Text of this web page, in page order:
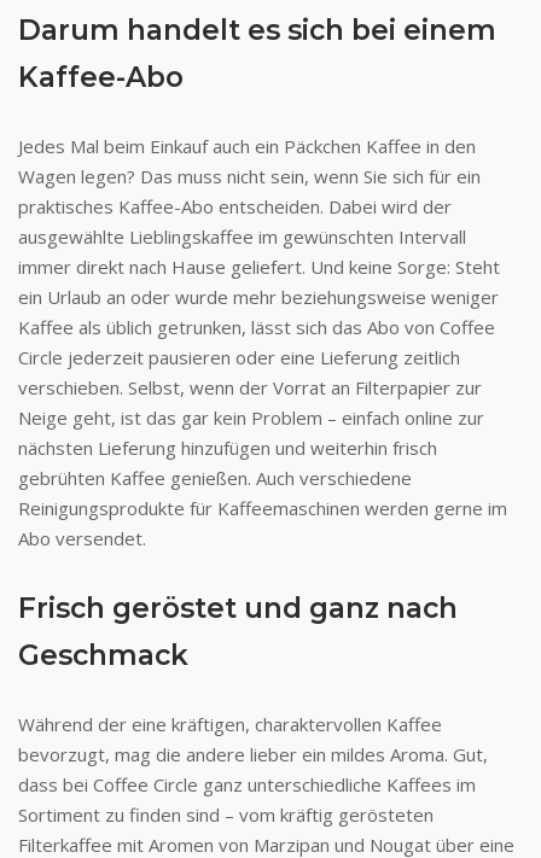
Darum handelt es sich bei einem
Kaffee-Abo
Jedes Mal beim Einkauf auch ein Päckchen Kaffee in den
Wagen legen? Das muss nicht sein, wenn Sie sich für ein
praktisches Kaffee-Abo entscheiden. Dabei wird der
ausgewählte Lieblingskaffee im gewünschten Intervall
immer direkt nach Hause geliefert. Und keine Sorge: Steht
ein Urlaub an oder wurde mehr beziehungsweise weniger
Kaffee als üblich getrunken, lässt sich das Abo von Coffee
Circle jederzeit pausieren oder eine Lieferung zeitlich
verschieben. Selbst, wenn der Vorrat an Filterpapier zur
Neige geht, ist das gar kein Problem – einfach online zur
nächsten Lieferung hinzufügen und weiterhin frisch
gebrühten Kaffee genießen. Auch verschiedene
Reinigungsprodukte für Kaffeemaschinen werden gerne im
Abo versendet.
Frisch geröstet und ganz nach
Geschmack
Während der eine kräftigen, charaktervollen Kaffee
bevorzugt, mag die andere lieber ein mildes Aroma. Gut,
dass bei Coffee Circle ganz unterschiedliche Kaffees im
Sortiment zu finden sind – vom kräftig gerösteten
Filterkaffee mit Aromen von Marzipan und Nougat über eine